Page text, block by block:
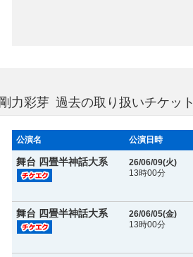
剛力彩芽 過去の取り扱いチケット
公演名 公演日時
舞台 四畳半神話大系 26/06/09(火)
13時00分
舞台 四畳半神話大系 26/06/05(金)
13時00分